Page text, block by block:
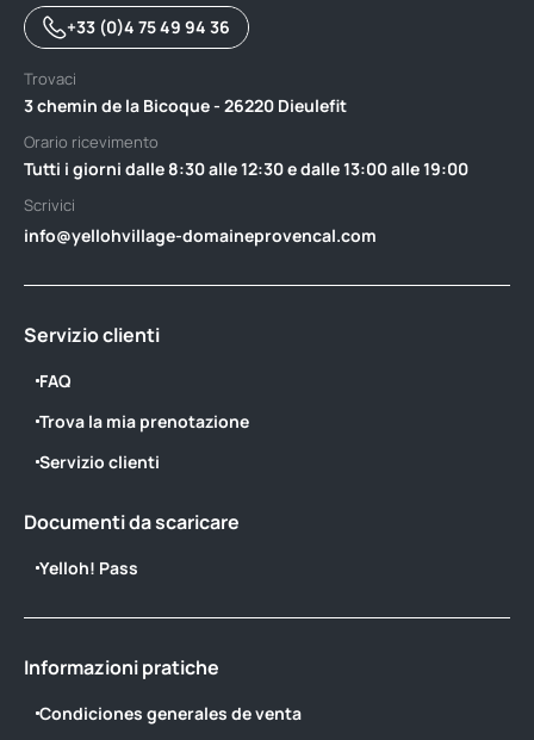
+33 (0)4 75 49 94 36
Trovaci
3 chemin de la Bicoque - 26220 Dieulefit
Orario ricevimento
Tutti i giorni dalle 8:30 alle 12:30 e dalle 13:00 alle 19:00
Scrivici
info@yellohvillage-domaineprovencal.com
Servizio clienti
FAQ
Trova la mia prenotazione
Servizio clienti
Documenti da scaricare
Yelloh! Pass
Informazioni pratiche
Condiciones generales de venta